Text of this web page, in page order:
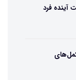
آینده فرد
«مکمل‌های